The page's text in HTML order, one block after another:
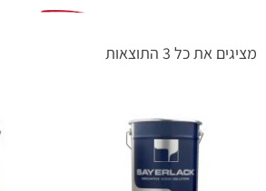
מציגים את כל ⁦3⁩ התוצאות